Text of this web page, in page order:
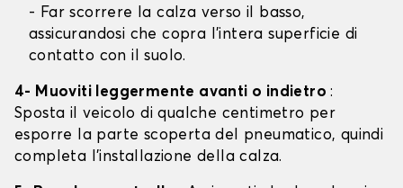
- Far scorrere la calza verso il basso,
assicurandosi che copra l'intera superficie di
contatto con il suolo.
4- Muoviti leggermente avanti o indietro:
Sposta il veicolo di qualche centimetro per
esporre la parte scoperta del pneumatico, quindi
completa l'installazione della calza.